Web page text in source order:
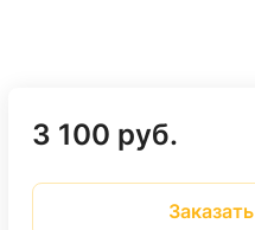
3 100 руб.
Заказать